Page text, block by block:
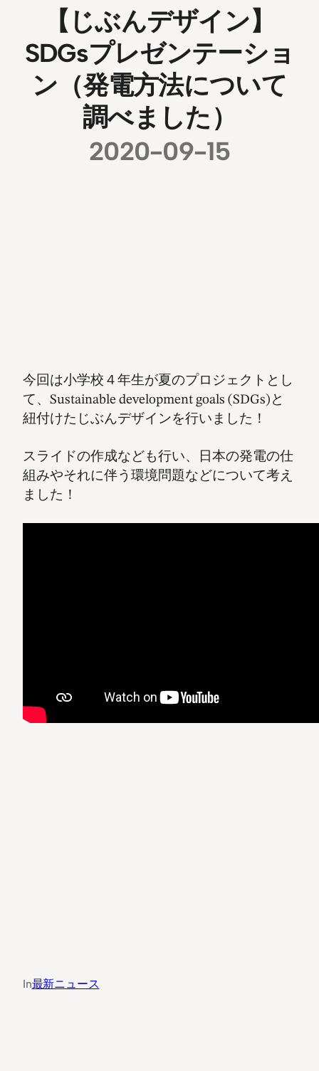
【じぶんデザイン】
SDGsプレゼンテーショ
ン（発電方法について
調べました）
2020-09-15
今回は小学校４年生が夏のプロジェクトとし
て、Sustainable development goals (SDGs)と
紐付けたじぶんデザインを行いました！
スライドの作成なども行い、日本の発電の仕
組みやそれに伴う環境問題などについて考え
ました！
In最新ニュース